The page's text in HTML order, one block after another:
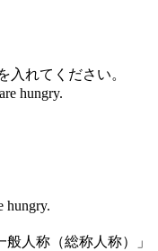
れてください。
hungry.
hungry.
人称（総称人称）」